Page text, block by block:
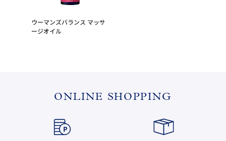
ウーマンズバランス マッサ
ージオイル
ONLINE SHOPPING